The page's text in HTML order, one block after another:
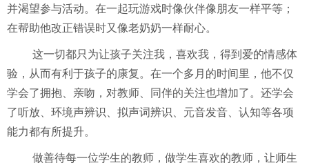
并渴望参与活动。在一起玩游戏时像伙伴像朋友一样平等；
在帮助他改正错误时又像老奶奶一样耐心。
这一切都只为让孩子关注我，喜欢我，得到爱的情感体
验，从而有利于孩子的康复。在一个多月的时间里，他不仅
学会了拥抱、亲吻，对教师、同伴的关注也增加了。还学会
了听放、环境声辨识、拟声词辨识、元音发音、认知等各项
能力都有所提升。
做善待每一位学生的教师，做学生喜欢的教师，让师生